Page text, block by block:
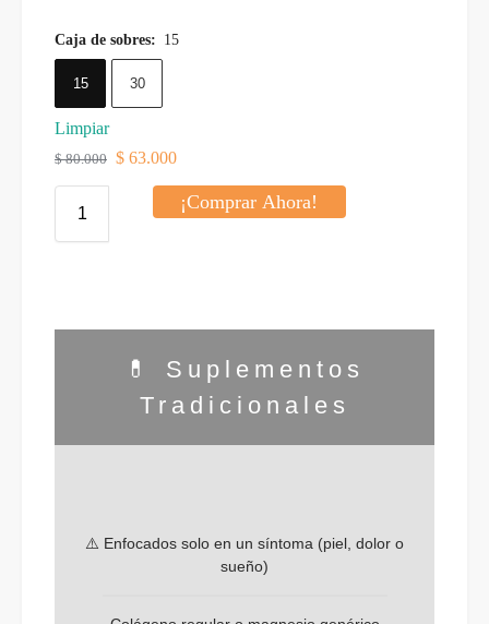
Caja de sobres: 15
15 30
Limpiar
$80.000 $ 63.000
¡Comprar Ahora!
💊 Suplementos
Tradicionales
⚠️ Enfocados solo en un síntoma (piel, dolor o
sueño)